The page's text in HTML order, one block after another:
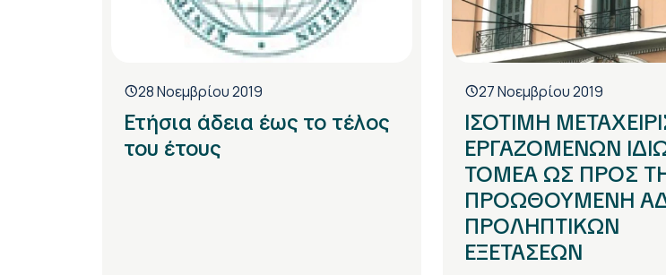
28 Νοεμβρίου 2019
Ετήσια άδεια έως το τέλος
του έτους
27 Νοεμβρίου 2019
ΙΣΟΤΙΜΗ
ΕΡΓΑΖΟΜΕΝΩΝ
ΤΟΜΕΑ ΩΣ ΠΡΟΣ
ΠΡΟΩΘΟΥΜΕΝΗ
ΠΡΟΛΗΠΤΙΚΩΝ
ΕΞΕΤΑΣΕΩΝ